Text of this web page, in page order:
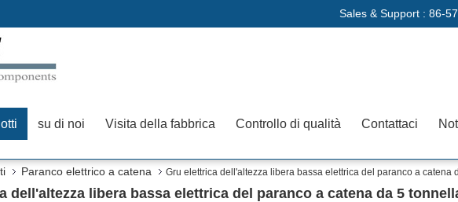
Sales & Support : 86-
su di noi Visita della fabbrica Controllo di qualità Contattaci
Paranco elettrico a catena Gru elettrica dell'altezza libera bassa elettrica del paranco a catena
dell'altezza libera bassa elettrica del paranco a catena da 5